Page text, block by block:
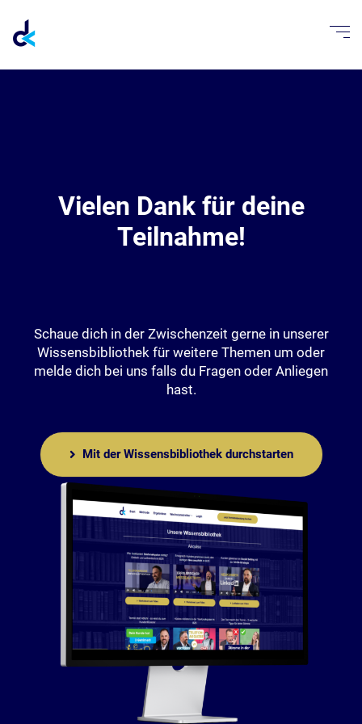
Vielen Dank für deine
Teilnahme!
Schaue dich in der Zwischenzeit gerne in unserer
Wissensbibliothek für weitere Themen um oder
melde dich bei uns falls du Fragen oder Anliegen
hast.
Mit der Wissensbibliothek durchstarten